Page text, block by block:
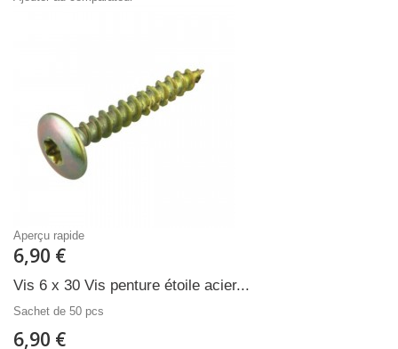
Aperçu rapide
6,90 €
Vis 6 x 30 Vis penture étoile acier...
Sachet de 50 pcs
6,90 €